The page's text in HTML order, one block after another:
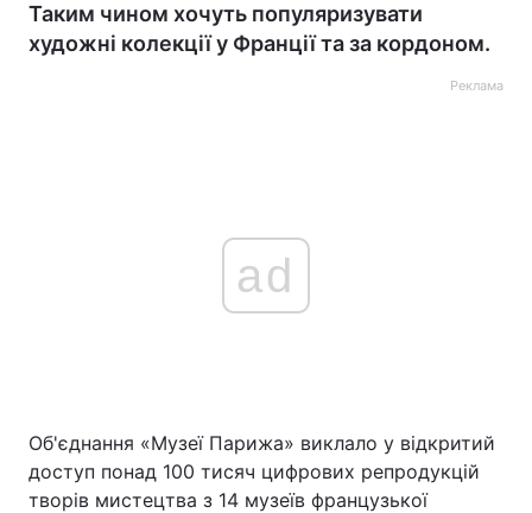
Таким чином хочуть популяризувати
художні колекції у Франції та за кордоном.
Реклама
ad
Об'єднання «Музеї Парижа» виклало у відкритий
доступ понад 100 тисяч цифрових репродукцій
творів мистецтва з 14 музеїв французької